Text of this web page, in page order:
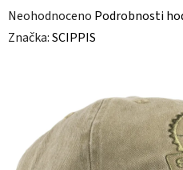
Průměrné
hodnocení
Neohodnoceno Podrobnosti
Značka:SCIPPIS